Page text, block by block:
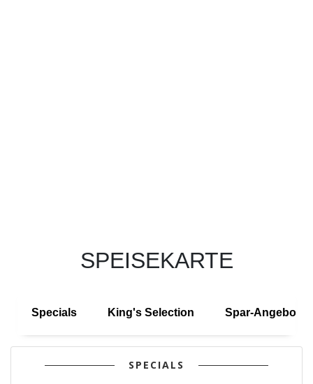
SPEISEKARTE
Specials King's Selection Spar-Angebote
SPECIALS